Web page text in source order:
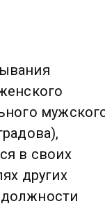
в своих
других
должности